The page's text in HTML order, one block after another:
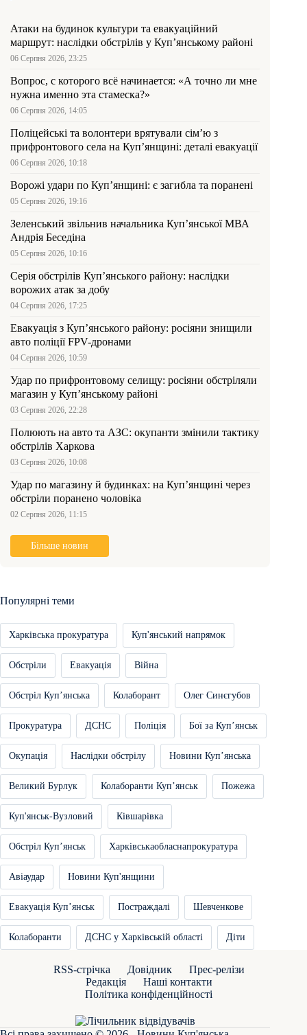
Атаки на будинок культури та евакуаційний
маршрут: наслідки обстрілів у Куп’янському районі
06 Серпня 2026, 23:25
Вопрос, с которого всё начинается: «А точно ли мне
нужна именно эта стамеска?»
06 Серпня 2026, 14:05
Поліцейські та волонтери врятували сім’ю з
прифронтового села на Куп’янщині: деталі евакуації
06 Серпня 2026, 10:18
Ворожі удари по Куп’янщині: є загибла та поранені
05 Серпня 2026, 19:16
Зеленський звільнив начальника Купʼянської МВА
Андрія Беседіна
05 Серпня 2026, 10:16
Серія обстрілів Куп’янського району: наслідки
ворожих атак за добу
04 Серпня 2026, 17:25
Евакуація з Куп’янського району: росіяни знищили
авто поліції FPV-дронами
04 Серпня 2026, 10:59
Удар по прифронтовому селищу: росіяни обстріляли
магазин у Куп’янському районі
03 Серпня 2026, 22:28
Полюють на авто та АЗС: окупанти змінили тактику
обстрілів Харкова
03 Серпня 2026, 10:08
Удар по магазину й будинках: на Куп’янщині через
обстріли поранено чоловіка
02 Серпня 2026, 11:15
Більше новин
Популярні теми
Харківська прокуратура Куп'янський напрямок
Обстріли Евакуація Війна
Обстріл Купʼянська Колаборант Олег Синєгубов
Прокуратура ДСНС Поліція Бої за Купʼянськ
Окупація Наслідки обстрілу Новини Купʼянська
Великий Бурлук Колаборанти Купʼянськ Пожежа
Куп'янськ-Вузловий Ківшарівка
Обстріл Купʼянськ Харківськаобласнапрокуратура
Авіаудар Новини Куп'янщини
Евакуація Купʼянськ Постраждалі Шевченкове
Колаборанти ДСНС у Харківській області Діти
RSS-стрічка Довідник
Прес-релізи
Редакція
Наші контакти
Політика конфіденційності